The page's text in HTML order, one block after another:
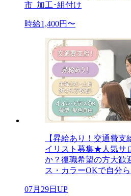
市_加工･組付け
時給1,400円〜
【昇給あり！交通費
イリスト募集★人気サ
か？復職希望の方大歓
ス・カラーOKで自分
07月29日UP